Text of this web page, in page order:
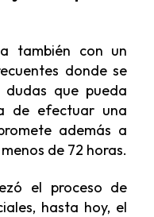
también con un
donde se
que pueda
de efectuar una
además a
de 72 horas.
el proceso de
hasta hoy, el